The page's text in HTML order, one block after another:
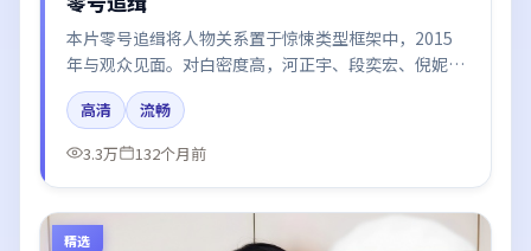
本片零号追缉将人物关系置于惊悚类型框架中，2015
年与观众见面。对白密度高，河正宇、段奕宏、倪妮、
迪丽热巴的台词节奏值得关注；整体气质偏法国都市与
冷色调摄影。
高清
流畅
3.3万
132个月前
精选